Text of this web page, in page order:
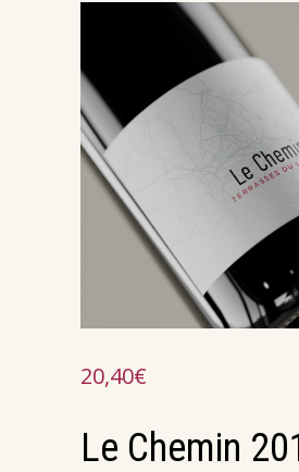
20,40€
Le Chemin